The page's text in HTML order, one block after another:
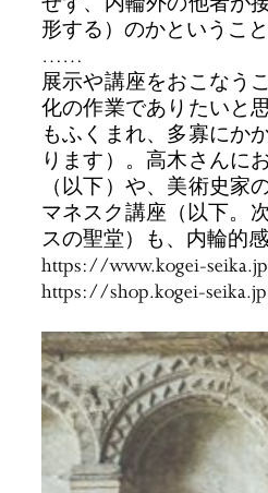
形する）のかというこ
……
展示や講座をおこなう
化の作業でありたいと
もふくまれ、多寡にか
ります）。高木さんに
（以下）や、美術史家
マネスク講座（以下。
スの聖堂）も、内輪的
https://www.kogei-
https://shop.kogei-